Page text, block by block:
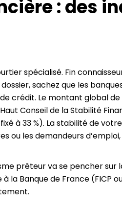
: des
spécialisé. Fin
sachez que les
crédit. Le montant global
Haut Conseil de la Stabilité
à 33 %). La stabilité de
ou les demandeurs
prêteur va se pencher
la Banque de France (FICP